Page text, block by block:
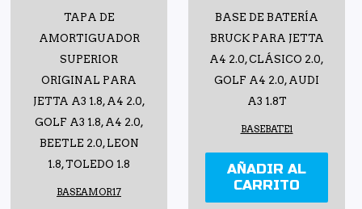
TAPA DE
AMORTIGUADOR
SUPERIOR
ORIGINAL PARA
JETTA A3 1.8, A4 2.0,
GOLF A3 1.8, A4 2.0,
BEETLE 2.0, LEON
1.8, TOLEDO 1.8
BASEAMOR17
BASE DE BATERÍA
BRUCK PARA JETTA
A4 2.0, CLÁSICO 2.0,
GOLF A4 2.0, AUDI
A3 1.8T
BASEBATE1
AÑADIR AL
CARRITO